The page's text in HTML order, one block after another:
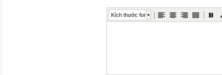
Kích thước font